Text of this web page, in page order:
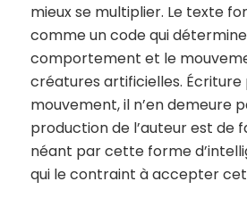
mieux se multiplier. Le texte
comme un code qui
comportement et le
créatures artificielles. Écriture
mouvement, il n’en demeure
production de l’auteur est de
néant par cette forme
qui le contraint à accepter